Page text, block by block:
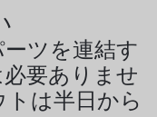
ツを連結す
要ありませ
は半日から